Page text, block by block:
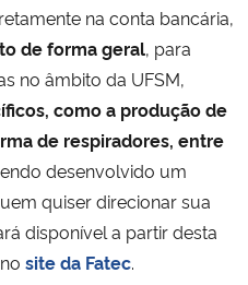
na conta bancária,
de forma geral, para
no âmbito da UFSM,
como a produção de
de respiradores, entre
desenvolvido um
quiser direcionar sua
disponível a partir desta
site da Fatec.